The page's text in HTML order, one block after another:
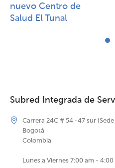
nuevo Centro de
Salud El Tunal
Subred Integrada de
Carrera 24C # 54 -47 sur
Bogotá
Colombia
Lunes a Viernes 7:00 am - 4:00